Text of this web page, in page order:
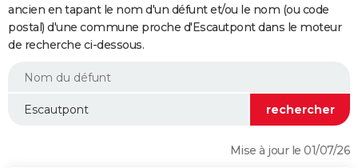
Essais
Réserver un essai
Citadines
Berlines
SUV
Forum auto
+
HIGH-TECH
Mobiles
Meilleur smartphone
Internet
Ordinateurs
Jeux vidéo
Guide high-tech
+
BRICOLAGE
Forum
Aménagement intérieur
Extérieur
Cuisine
Salle de bains
Jardinage
Rangement
WEEK-END
Guides de France
Escapades
Patrimoine
Expositions
Musées
Week-end nature
LIFESTYLE
ancien en tapant le nom d'un défunt et/ou le nom (ou code
postal) d'une commune proche d'Escautpont dans le moteur
de recherche ci-dessous.
Mise à jour le 01/07/26